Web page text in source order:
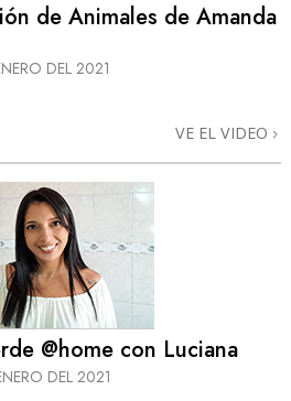
de Animales de Amanda
DEL 2021
VE EL VIDEO
@home con Luciana
DEL 2021